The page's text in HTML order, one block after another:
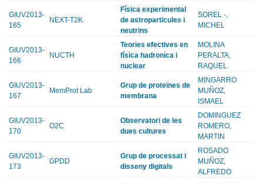
GIUV2013-
165
NEXT-T2K
Física experimental
de astroparticules i
neutrins
SOREL -,
MICHEL
GIUV2013-
166
NUCTH
Teories efectives en
física hadronica i
nuclear
MOLINA
PERALTA,
RAQUEL
GIUV2013-
167
MemProt Lab
Grup de proteïnes de
membrana
MINGARRO
MUÑOZ,
ISMAEL
GIUV2013-
170
O2C
Observatori de les
dues cultures
DOMINGUEZ
ROMERO,
MARTIN
GIUV2013-
173
GPDD
Grup de processat i
disseny digitals
ROSADO
MUÑOZ,
ALFREDO